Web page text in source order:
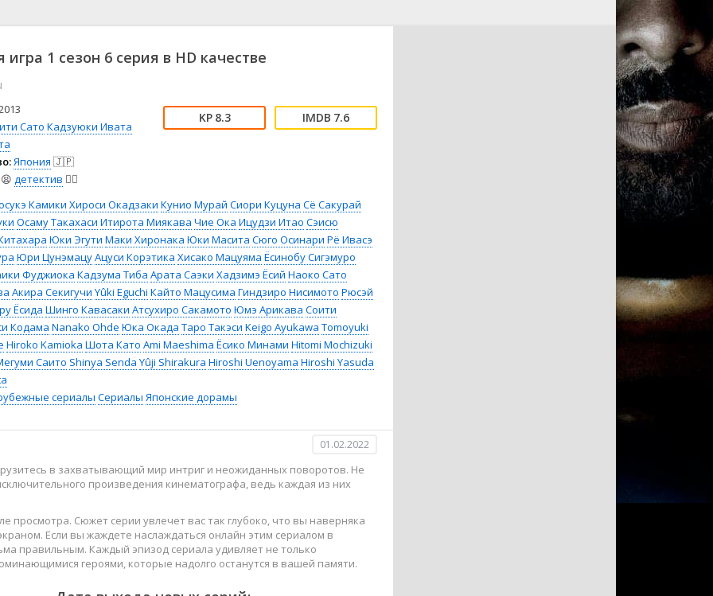
👨‍💼 Новости
🎒 Приключения
тв
😱 Ужасы
🤠 Фильм-нуар
🧝‍♂️ Фэнтези
1 сезон 6 серия в HD качестве
Сато Кадзуюки Ивата
Япония 🇯🇵
😫 детектив 🕵️‍♂️
8.3 7.6
Камики Хироси Окадзаки Кунио Мурай Сиори Куцуна Сё Сакурай
Осаму Такахаси Итирота Миякава Чие Ока Ицудзи Итао Сэисю
Юки Эгути Маки Хиронака Юки Масита Сюго Осинари Рё Ивасэ
Юри ЦунэмацуАцуси Корэтика Хисако Мацуяма Ёсинобу Сигэмуро
Фуджиока Кадзума Тиба Арата Саэки Хадзимэ Ёсий Наоко Сато
Акира Секигучи Yûki Eguchi Кайто Мацусима Гиндзиро Нисимото Рюсэй
Ёсида Шинго Кавасаки Атсухиро Сакамото Юмэ Арикава Соити
Кодама Nanako Ohde Юка Окада Таро Такэси Keigo Ayukawa Tomoyuki
Hiroko Kamioka Шота Като Ami Maeshima Ёсико Минами Hitomi Mochizuki
Саито Shinya Senda Yûji Shirakura Hiroshi Uenoyama Hiroshi Yasuda
сериалы Сериалы Японские дорамы
01.02.2022
в захватывающий мир интриг и неожиданных поворотов. Не
произведения кинематографа, ведь каждая из них
просмотра. Сюжет серии увлечет вас так глубоко, что вы наверняка
Если вы жаждете наслаждаться онлайн этим сериалом в
правильным. Каждый эпизод сериала удивляет не только
героями, которые надолго останутся в вашей памяти.
этим искусством, созданным великими мастерами